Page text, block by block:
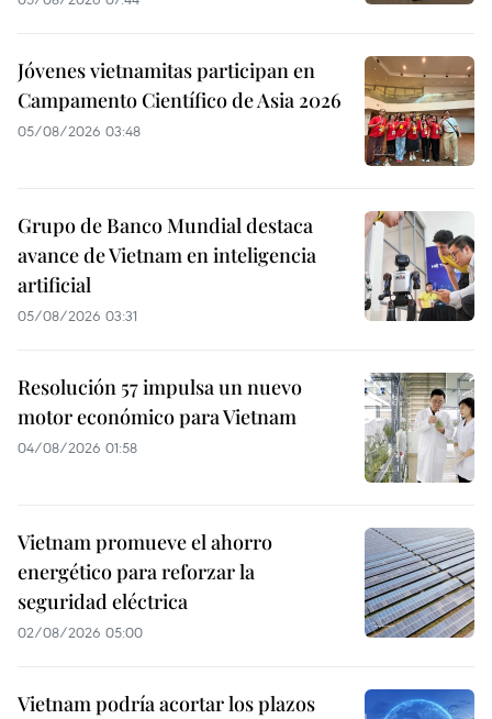
Jóvenes vietnamitas participan en
Campamento Científico de Asia 2026
05/08/2026 03:48
Grupo de Banco Mundial destaca
avance de Vietnam en inteligencia
artificial
05/08/2026 03:31
Resolución 57 impulsa un nuevo
motor económico para Vietnam
04/08/2026 01:58
Vietnam promueve el ahorro
energético para reforzar la
seguridad eléctrica
02/08/2026 05:00
Vietnam podría acortar los plazos